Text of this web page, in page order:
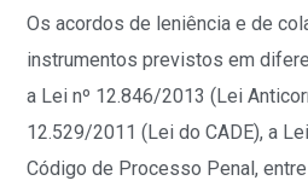
Os acordos de leniência e de
instrumentos previstos em
a Lei nº 12.846/2013 (Lei
12.529/2011 (Lei do CADE), a
Código de Processo Penal,